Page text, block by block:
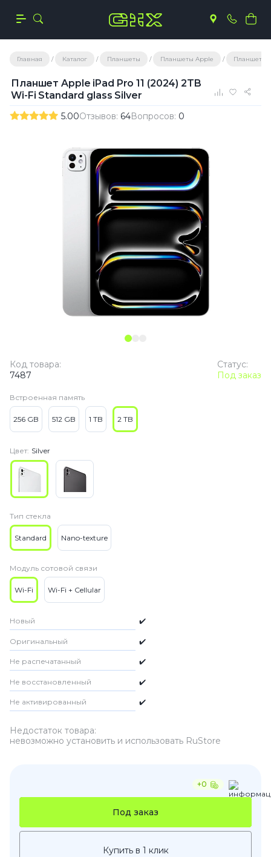
Главная Каталог Планшеты Планшеты Apple Планшеты
Планшет Apple iPad Pro 11 (2024) 2TB
Wi-Fi Standard glass Silver
5.00Отзывов: 64Вопросов: 0
Статус:
Под заказ
Код товара:
7487
Встроенная память
256 GB 512 GB 1 TB 2 TB
Цвет: Silver
Тип стекла
Standard Nano-texture
Модуль сотовой связи
Wi-Fi Wi-Fi + Cellular
Новый ✔️
Оригинальный ✔️
Не распечатанный ✔️
Не восстановленный ✔️
Не активированный ✔️
Недостаток товара:
невозможно установить и использовать RuStore
+0
Под заказ
Купить в 1 клик